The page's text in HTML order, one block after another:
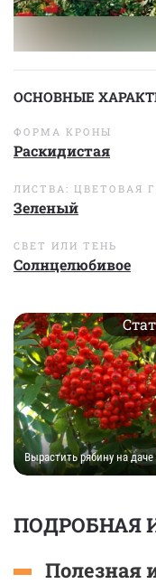
ОСНОВНЫЕ
ФОРМА КРОНЫ
Раскидистая
ЛИСТВА: ЦВЕТОВАЯ
Зеленый
СВЕТ ИЛИ ТЕНЬ
Солнцелюбивое
Вырастить рябину на даче
ПОДРОБНАЯ
Полезная